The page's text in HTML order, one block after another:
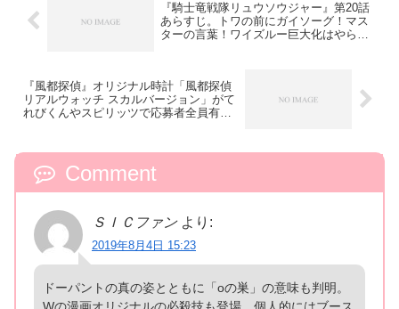
『騎士竜戦隊リュウソウジャー』第20話
あらすじ。トワの前にガイソーグ！マス
ターの言葉！ワイズルー巨大化はやられ
『風都探偵』オリジナル時計「風都探偵
リアルウォッチ スカルバージョン」がて
れびくんやスピリッツで応募者全員有料
Comment
ＳＩＣファン より:
2019年8月4日 15:23
ドーパントの真の姿とともに「oの巣」の意味も判明。